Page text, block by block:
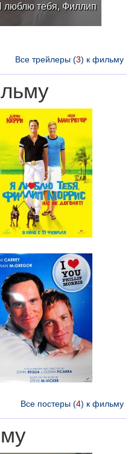
тебя, Филлип
Все трейлеры (3) к фильму
Все постеры (4) к фильму